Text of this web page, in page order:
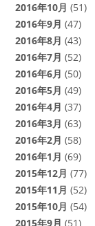
2016年10月 (51)
2016年9月 (47)
2016年8月 (43)
2016年7月 (52)
2016年6月 (50)
2016年5月 (49)
2016年4月 (37)
2016年3月 (63)
2016年2月 (58)
2016年1月 (69)
2015年12月 (77)
2015年11月 (52)
2015年10月 (54)
2015年9月 (51)